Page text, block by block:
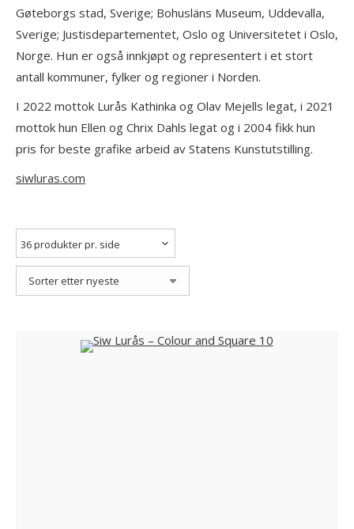
Gøteborgs stad, Sverige; Bohusläns Museum, Uddevalla,
Sverige; Justisdepartementet, Oslo og Universitetet i Oslo,
Norge. Hun er også innkjøpt og representert i et stort
antall kommuner, fylker og regioner i Norden.
I 2022 mottok Lurås Kathinka og Olav Mejells legat, i 2021
mottok hun Ellen og Chrix Dahls legat og i 2004 fikk hun
pris for beste grafike arbeid av Statens Kunstutstilling.
siwluras.com